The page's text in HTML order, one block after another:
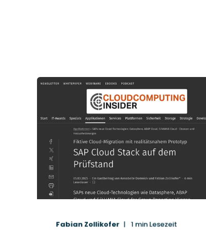
Fabian Zollikofer 1 min Lesezeit